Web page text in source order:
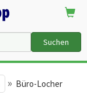
Suchen
» Büro-Locher